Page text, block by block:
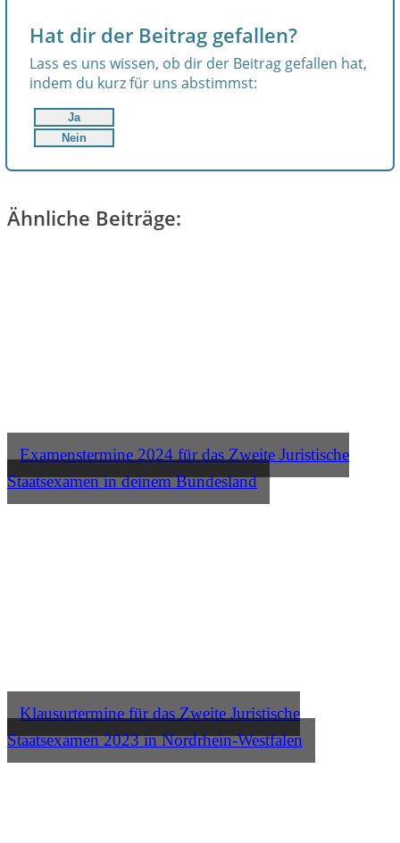
Hat dir der Beitrag gefallen?
Lass es uns wissen, ob dir der Beitrag gefallen hat,
indem du kurz für uns abstimmst:
Ja
Nein
Ähnliche Beiträge:
Examenstermine 2024 für das Zweite Juristische
Staatsexamen in deinem Bundesland
Klausurtermine für das Zweite Juristische
Staatsexamen 2023 in Nordrhein-Westfalen